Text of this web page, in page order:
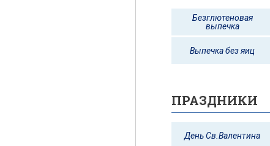
Безглютеновая
выпечка
Выпечка без яиц
ПРАЗДНИКИ
День Св.Валентина